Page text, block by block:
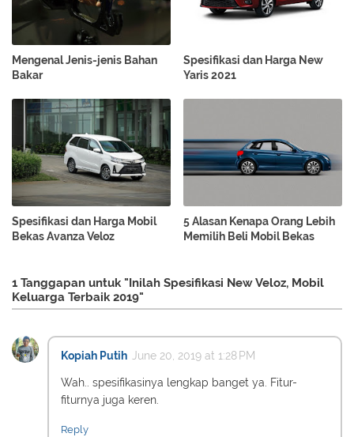
Mengenal Jenis-jenis Bahan
Bakar
Spesifikasi dan Harga New
Yaris 2021
Spesifikasi dan Harga Mobil
Bekas Avanza Veloz
5 Alasan Kenapa Orang Lebih
Memilih Beli Mobil Bekas
1 Tanggapan untuk "Inilah Spesifikasi New Veloz, Mobil
Keluarga Terbaik 2019"
Kopiah Putih June 20, 2019 at 1:28 PM
Wah.. spesifikasinya lengkap banget ya. Fitur-
fiturnya juga keren.
Reply